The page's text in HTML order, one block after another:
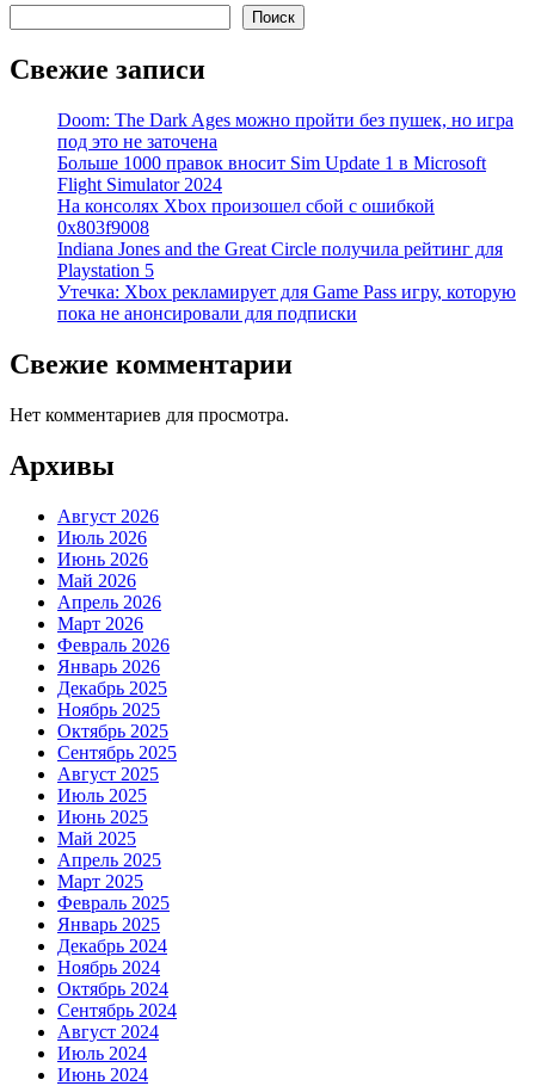
Поиск
Свежие записи
Doom: The Dark Ages можно пройти без пушек, но игра
под это не заточена
Больше 1000 правок вносит Sim Update 1 в Microsoft
Flight Simulator 2024
На консолях Xbox произошел сбой с ошибкой
0x803f9008
Indiana Jones and the Great Circle получила рейтинг для
Playstation 5
Утечка: Xbox рекламирует для Game Pass игру, которую
пока не анонсировали для подписки
Свежие комментарии
Нет комментариев для просмотра.
Архивы
Август 2026
Июль 2026
Июнь 2026
Май 2026
Апрель 2026
Март 2026
Февраль 2026
Январь 2026
Декабрь 2025
Ноябрь 2025
Октябрь 2025
Сентябрь 2025
Август 2025
Июль 2025
Июнь 2025
Май 2025
Апрель 2025
Март 2025
Февраль 2025
Январь 2025
Декабрь 2024
Ноябрь 2024
Октябрь 2024
Сентябрь 2024
Август 2024
Июль 2024
Июнь 2024